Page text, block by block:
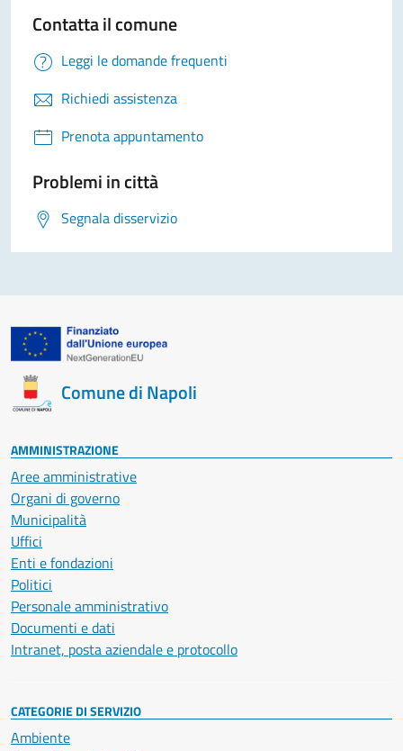
Contatta il comune
Leggi le domande frequenti
Richiedi assistenza
Prenota appuntamento
Problemi in città
Segnala disservizio
Comune di Napoli
AMMINISTRAZIONE
Aree amministrative
Organi di governo
Municipalità
Uffici
Enti e fondazioni
Politici
Personale amministrativo
Documenti e dati
Intranet, posta aziendale e protocollo
CATEGORIE DI SERVIZIO
Ambiente